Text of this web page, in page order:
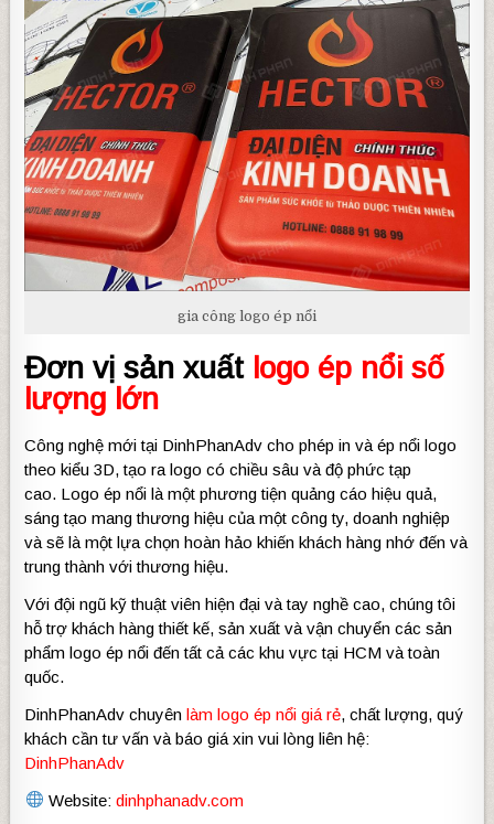
gia công logo ép nổi
Đơn vị sản xuất logo ép nổi số
lượng lớn
Công nghệ mới tại DinhPhanAdv cho phép in và ép nổi logo
theo kiểu 3D, tạo ra logo có chiều sâu và độ phức tạp
cao. Logo ép nổi là một phương tiện quảng cáo hiệu quả,
sáng tạo mang thương hiệu của một công ty, doanh nghiệp
và sẽ là một lựa chọn hoàn hảo khiến khách hàng nhớ đến và
trung thành với thương hiệu.
Với đội ngũ kỹ thuật viên hiện đại và tay nghề cao, chúng tôi
hỗ trợ khách hàng thiết kế, sản xuất và vận chuyển các sản
phẩm logo ép nổi đến tất cả các khu vực tại HCM và toàn
quốc.
DinhPhanAdv chuyênlàm logo ép nổi giá rẻ, chất lượng, quý
khách cần tư vấn và báo giá xin vui lòng liên hệ:
DinhPhanAdv
Website: dinhphanadv.com